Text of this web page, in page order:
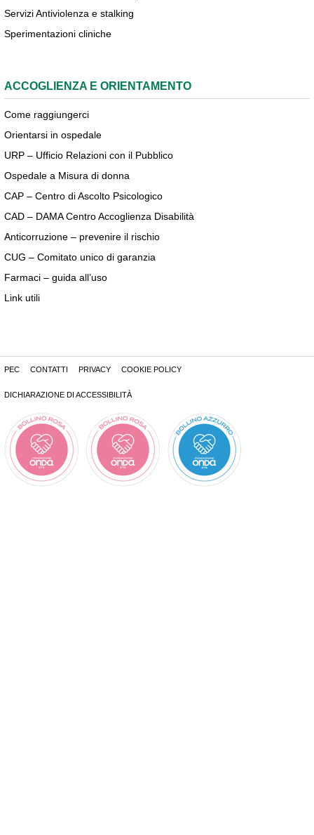
Servizi Antiviolenza e stalking
Sperimentazioni cliniche
ACCOGLIENZA E ORIENTAMENTO
Come raggiungerci
Orientarsi in ospedale
URP – Ufficio Relazioni con il Pubblico
Ospedale a Misura di donna
CAP – Centro di Ascolto Psicologico
CAD – DAMA Centro Accoglienza Disabilità
Anticorruzione – prevenire il rischio
CUG – Comitato unico di garanzia
Farmaci – guida all’uso
Link utili
PEC CONTATTI PRIVACY COOKIE POLICY
DICHIARAZIONE DI ACCESSIBILITÀ